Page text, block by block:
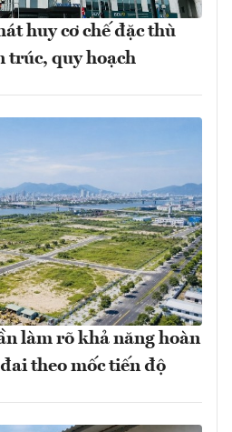
huy cơ chế đặc thù
trúc, quy hoạch
làm rõ khả năng hoàn
theo mốc tiến độ